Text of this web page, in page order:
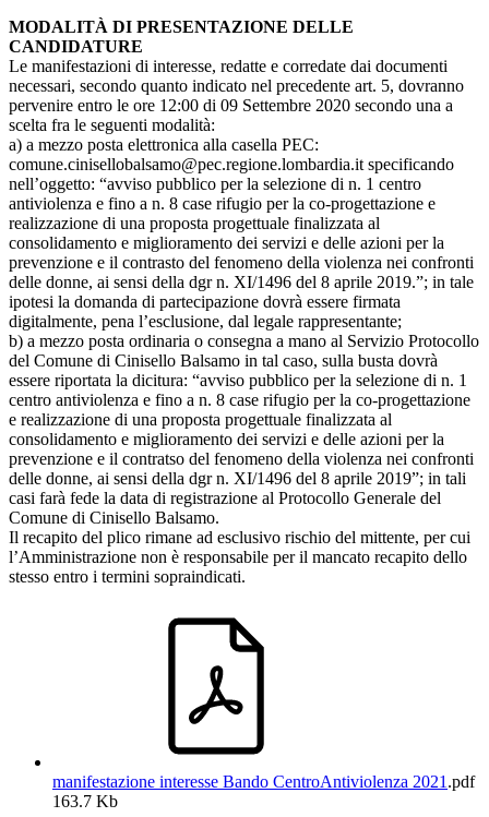
MODALITÀ DI PRESENTAZIONE DELLE
CANDIDATURE
Le manifestazioni di interesse, redatte e corredate dai documenti
necessari, secondo quanto indicato nel precedente art. 5, dovranno
pervenire entro le ore 12:00 di 09 Settembre 2020 secondo una a
scelta fra le seguenti modalità:
a) a mezzo posta elettronica alla casella PEC:
comune.cinisellobalsamo@pec.regione.lombardia.it specificando
nell’oggetto: “avviso pubblico per la selezione di n. 1 centro
antiviolenza e fino a n. 8 case rifugio per la co-progettazione e
realizzazione di una proposta progettuale finalizzata al
consolidamento e miglioramento dei servizi e delle azioni per la
prevenzione e il contrasto del fenomeno della violenza nei confronti
delle donne, ai sensi della dgr n. XI/1496 del 8 aprile 2019.”; in tale
ipotesi la domanda di partecipazione dovrà essere firmata
digitalmente, pena l’esclusione, dal legale rappresentante;
b) a mezzo posta ordinaria o consegna a mano al Servizio Protocollo
del Comune di Cinisello Balsamo in tal caso, sulla busta dovrà
essere riportata la dicitura: “avviso pubblico per la selezione di n. 1
centro antiviolenza e fino a n. 8 case rifugio per la co-progettazione
e realizzazione di una proposta progettuale finalizzata al
consolidamento e miglioramento dei servizi e delle azioni per la
prevenzione e il contratso del fenomeno della violenza nei confronti
delle donne, ai sensi della dgr n. XI/1496 del 8 aprile 2019”; in tali
casi farà fede la data di registrazione al Protocollo Generale del
Comune di Cinisello Balsamo.
Il recapito del plico rimane ad esclusivo rischio del mittente, per cui
l’Amministrazione non è responsabile per il mancato recapito dello
stesso entro i termini sopraindicati.
manifestazione interesse Bando CentroAntiviolenza 2021 .pdf
163.7 Kb